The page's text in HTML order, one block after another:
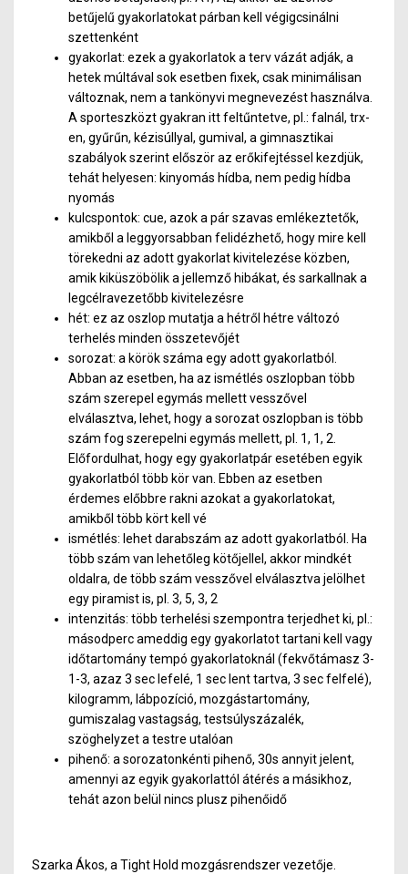
betűjelű gyakorlatokat párban kell végigcsinálni
szettenként
gyakorlat: ezek a gyakorlatok a terv vázát adják, a
hetek múltával sok esetben fixek, csak minimálisan
változnak, nem a tankönyvi megnevezést használva.
A sporteszközt gyakran itt feltűntetve, pl.: falnál, trx-
en, gyűrűn, kézisúllyal, gumival, a gimnasztikai
szabályok szerint először az erőkifejtéssel kezdjük,
tehát helyesen: kinyomás hídba, nem pedig hídba
nyomás
kulcspontok: cue, azok a pár szavas emlékeztetők,
amikből a leggyorsabban felidézhető, hogy mire kell
törekedni az adott gyakorlat kivitelezése közben,
amik kiküszöbölik a jellemző hibákat, és sarkallnak a
legcélravezetőbb kivitelezésre
hét: ez az oszlop mutatja a hétről hétre változó
terhelés minden összetevőjét
sorozat: a körök száma egy adott gyakorlatból.
Abban az esetben, ha az ismétlés oszlopban több
szám szerepel egymás mellett vesszővel
elválasztva, lehet, hogy a sorozat oszlopban is több
szám fog szerepelni egymás mellett, pl. 1, 1, 2.
Előfordulhat, hogy egy gyakorlatpár esetében egyik
gyakorlatból több kör van. Ebben az esetben
érdemes előbbre rakni azokat a gyakorlatokat,
amikből több kört kell vé
ismétlés: lehet darabszám az adott gyakorlatból. Ha
több szám van lehetőleg kötőjellel, akkor mindkét
oldalra, de több szám vesszővel elválasztva jelölhet
egy piramist is, pl. 3, 5, 3, 2
intenzitás: több terhelési szempontra terjedhet ki, pl.:
másodperc ameddig egy gyakorlatot tartani kell vagy
időtartomány tempó gyakorlatoknál (fekvőtámasz 3-
1-3, azaz 3 sec lefelé, 1 sec lent tartva, 3 sec felfelé),
kilogramm, lábpozíció, mozgástartomány,
gumiszalag vastagság, testsúlyszázalék,
szöghelyzet a testre utalóan
pihenő: a sorozatonkénti pihenő, 30s annyit jelent,
amennyi az egyik gyakorlattól átérés a másikhoz,
tehát azon belül nincs plusz pihenőidő
Szarka Ákos, a Tight Hold mozgásrendszer vezetője.